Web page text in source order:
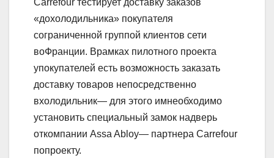
Carrefour тестирует доставку заказов
«дохолодильника» покупателя
сограниченной группой клиентов сети
воФранции. Врамках пилотного проекта
упокупателей есть возможность заказать
доставку товаров непосредственно
вхолодильник— для этого имнеобходимо
установить специальный замок надверь
откомпании Assa Abloy— партнера Carrefour
попроекту.